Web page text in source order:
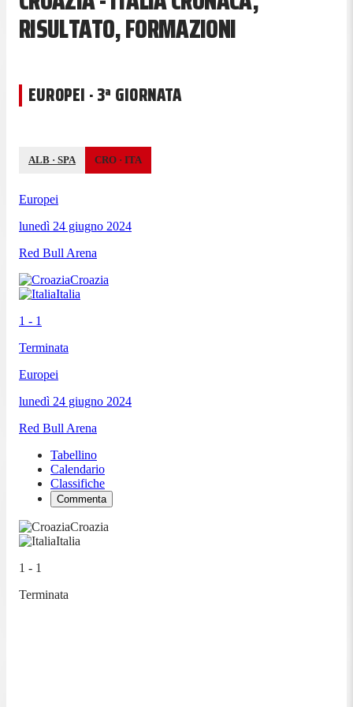
RISULTATO, FORMAZIONI
EUROPEI · 3ª GIORNATA
ALB · SPA CRO · ITA
Europei
lunedì 24 giugno 2024
Red Bull Arena
Croazia
Italia
1 - 1
Terminata
Europei
lunedì 24 giugno 2024
Red Bull Arena
Tabellino
Calendario
Classifiche
Commenta
Croazia
Italia
1 - 1
Terminata